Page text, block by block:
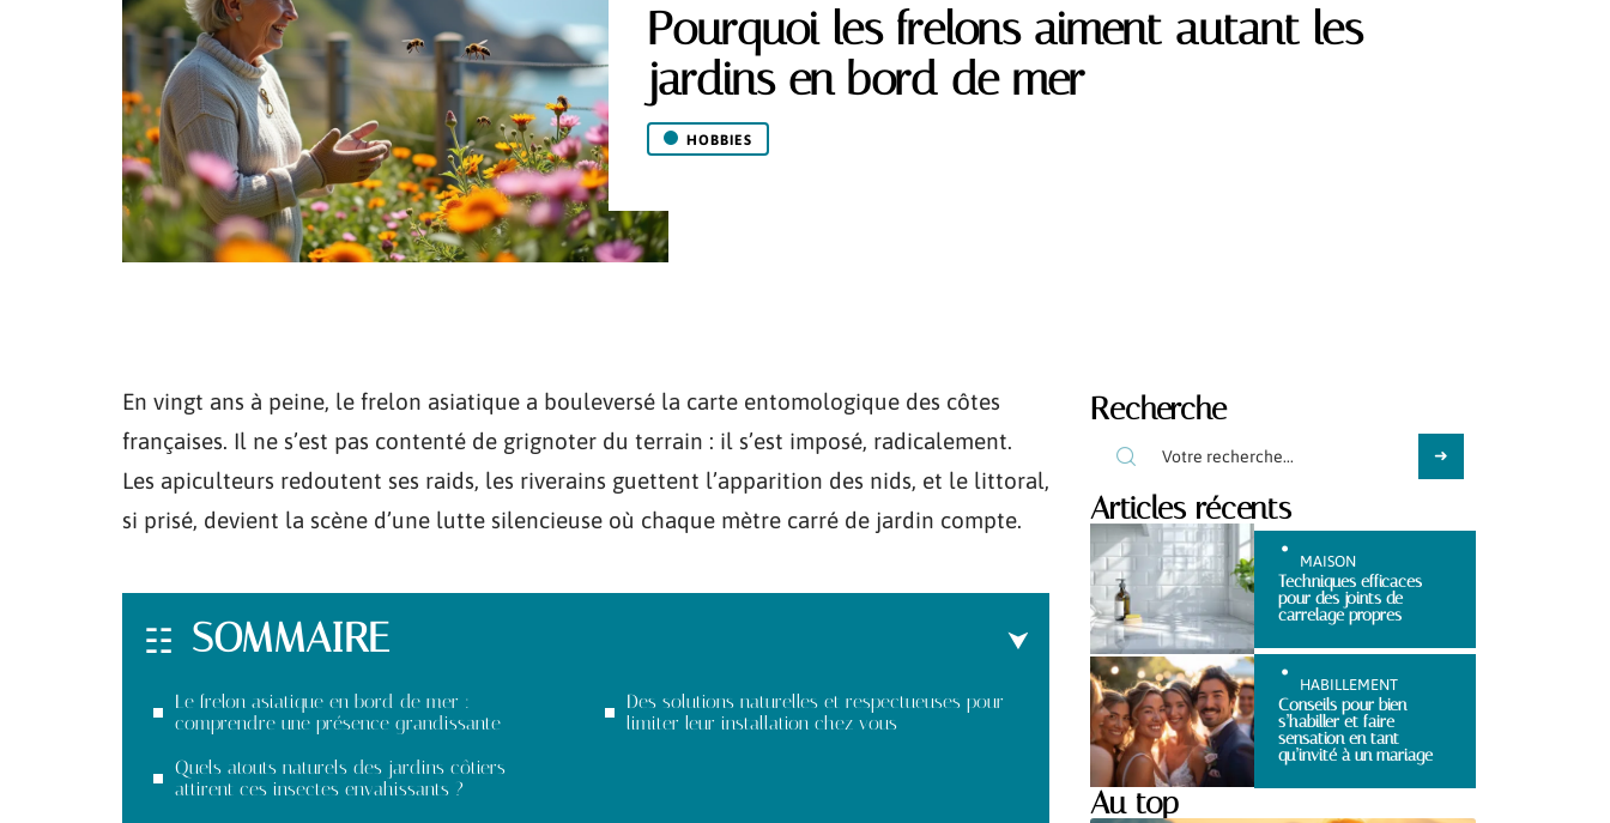
Pourquoi les frelons aiment autant les
jardins en bord de mer
HOBBIES
En vingt ans à peine, le frelon asiatique a bouleversé la carte entomologique des côtes
françaises. Il ne s’est pas contenté de grignoter du terrain : il s’est imposé, radicalement.
Les apiculteurs redoutent ses raids, les riverains guettent l’apparition des nids, et le littoral,
si prisé, devient la scène d’une lutte silencieuse où chaque mètre carré de jardin compte.
SOMMAIRE
Le frelon asiatique en bord de mer :
comprendre une présence grandissante
Quels atouts naturels des jardins côtiers
attirent ces insectes envahissants ?
Des solutions naturelles et respectueuses pour
limiter leur installation chez vous
Recherche
Articles récents
MAISON
Techniques efficaces
pour des joints de
carrelage propres
HABILLEMENT
Conseils pour bien
s’habiller et faire
sensation en tant
qu’invité à un mariage
Au top